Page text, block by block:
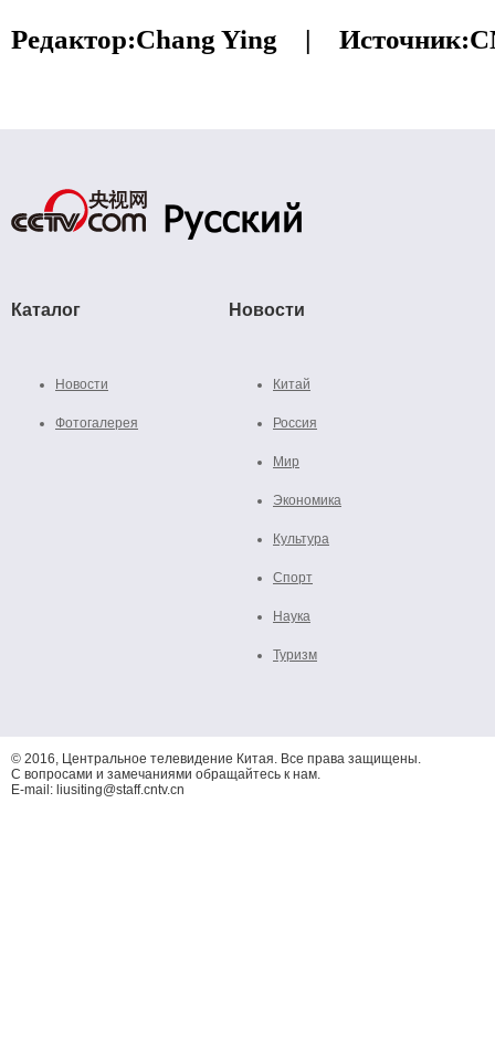
Редактор:Chang Ying | Источник:
Каталог
Новости
Фотогалерея
Новости
Китай
Россия
Мир
Экономика
Культура
Спорт
Наука
Туризм
© 2016, Центральное телевидение Китая. Все права защищены.
С вопросами и замечаниями обращайтесь к нам.
E-mail: liusiting@staff.cntv.cn